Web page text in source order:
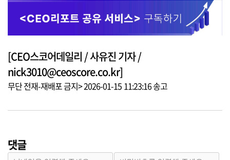
[CEO스코어데일리 / 사유진 기자 /
nick3010@ceoscore.co.kr]
무단 전재-재배포 금지> 2026-01-15 11:23:16 송고
댓글